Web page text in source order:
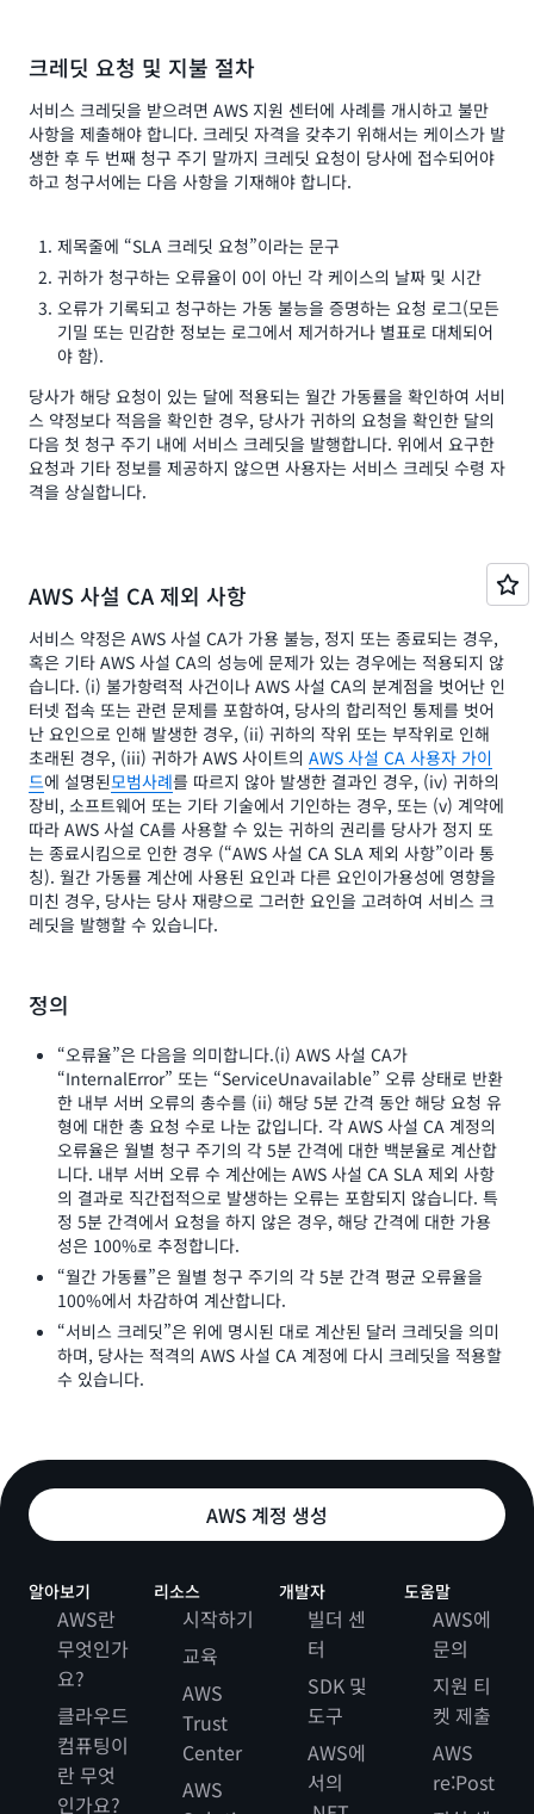
크레딧 요청 및 지불 절차
서비스 크레딧을 받으려면 AWS 지원 센터에 사례를 개시하고 불만
사항을 제출해야 합니다. 크레딧 자격을 갖추기 위해서는 케이스가 발
생한 후 두 번째 청구 주기 말까지 크레딧 요청이 당사에 접수되어야
하고 청구서에는 다음 사항을 기재해야 합니다.
제목줄에 “SLA 크레딧 요청”이라는 문구
귀하가 청구하는 오류율이 0이 아닌 각 케이스의 날짜 및 시간
오류가 기록되고 청구하는 가동 불능을 증명하는 요청 로그(모든
기밀 또는 민감한 정보는 로그에서 제거하거나 별표로 대체되어
야 함).
당사가 해당 요청이 있는 달에 적용되는 월간 가동률을 확인하여 서비
스 약정보다 적음을 확인한 경우, 당사가 귀하의 요청을 확인한 달의
다음 첫 청구 주기 내에 서비스 크레딧을 발행합니다. 위에서 요구한
요청과 기타 정보를 제공하지 않으면 사용자는 서비스 크레딧 수령 자
격을 상실합니다.
AWS 사설 CA 제외 사항
서비스 약정은 AWS 사설 CA가 가용 불능, 정지 또는 종료되는 경우,
혹은 기타 AWS 사설 CA의 성능에 문제가 있는 경우에는 적용되지 않
습니다. (i) 불가항력적 사건이나 AWS 사설 CA의 분계점을 벗어난 인
터넷 접속 또는 관련 문제를 포함하여, 당사의 합리적인 통제를 벗어
난 요인으로 인해 발생한 경우, (ii) 귀하의 작위 또는 부작위로 인해
초래된 경우, (iii) 귀하가 AWS 사이트의 AWS 사설 CA 사용자 가이
드에 설명된모범사례를 따르지 않아 발생한 결과인 경우, (iv) 귀하의
장비, 소프트웨어 또는 기타 기술에서 기인하는 경우, 또는 (v) 계약에
따라 AWS 사설 CA를 사용할 수 있는 귀하의 권리를 당사가 정지 또
는 종료시킴으로 인한 경우 (“AWS 사설 CA SLA 제외 사항”이라 통
칭). 월간 가동률 계산에 사용된 요인과 다른 요인이가용성에 영향을
미친 경우, 당사는 당사 재량으로 그러한 요인을 고려하여 서비스 크
레딧을 발행할 수 있습니다.
정의
“오류율”은 다음을 의미합니다.(i) AWS 사설 CA가
“InternalError” 또는 “ServiceUnavailable” 오류 상태로 반환
한 내부 서버 오류의 총수를 (ii) 해당 5분 간격 동안 해당 요청 유
형에 대한 총 요청 수로 나눈 값입니다. 각 AWS 사설 CA 계정의
오류율은 월별 청구 주기의 각 5분 간격에 대한 백분율로 계산합
니다. 내부 서버 오류 수 계산에는 AWS 사설 CA SLA 제외 사항
의 결과로 직간접적으로 발생하는 오류는 포함되지 않습니다. 특
정 5분 간격에서 요청을 하지 않은 경우, 해당 간격에 대한 가용
성은 100%로 추정합니다.
“월간 가동률”은 월별 청구 주기의 각 5분 간격 평균 오류율을
100%에서 차감하여 계산합니다.
“서비스 크레딧”은 위에 명시된 대로 계산된 달러 크레딧을 의미
하며, 당사는 적격의 AWS 사설 CA 계정에 다시 크레딧을 적용할
수 있습니다.
AWS 계정 생성
알아보기
AWS란
무엇인가
요?
클라우드
컴퓨팅이
란 무엇
인가요?
리소스
시작하기
교육
AWS
Trust
Center
AWS
개발자
빌더 센
터
SDK 및
도구
AWS에
서의
도움말
AWS에
문의
지원 티
켓 제출
AWS
re:Post